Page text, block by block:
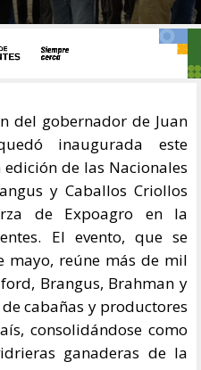
del gobernador de Juan
inaugurada este
de las Nacionales
y Caballos Criollos
de Expoagro en la
El evento, que se
reúne más de mil
Brangus, Brahman y
cabañas y productores
consolidándose como
ganaderas de la